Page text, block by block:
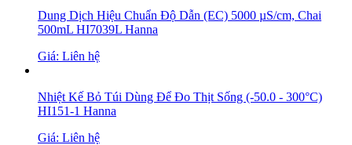
Dung Dịch Hiệu Chuẩn Độ Dẫn (EC) 5000 µS/cm, Chai
500mL HI7039L Hanna
Giá: Liên hệ
Nhiệt Kế Bỏ Túi Dùng Để Đo Thịt Sống (-50.0 - 300°C)
HI151-1 Hanna
Giá: Liên hệ